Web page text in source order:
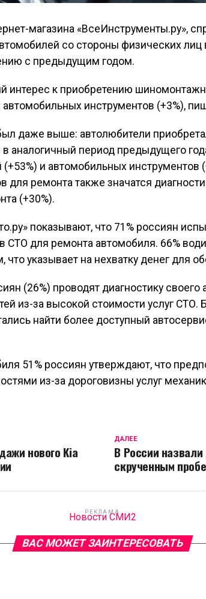
магазина «ВсеИнструменты.ру»,
со стороны физических лиц
с предыдущим годом.
интерес к приобретению
инструментов (+3%),
даже выше: автолюбители
в аналогичный период предыдущего
и автомобильных инструментов
для ремонта также значатся
(+30%).
показывают, что 71% россиян
СТО для ремонта автомобиля. 66%
что указывает на нехватку денег для
(26%) проводят диагностику
из-за высокой стоимости услуг
найти более доступный
51% россиян утверждают, что
из-за дороговизны услуг
ДАЛЕЕ
В России
скрученным
нового Kia
РЕКЛАМА
Новости СМИ2
ВАС МОЖЕТ ЗАИНТЕРЕСОВАТЬ